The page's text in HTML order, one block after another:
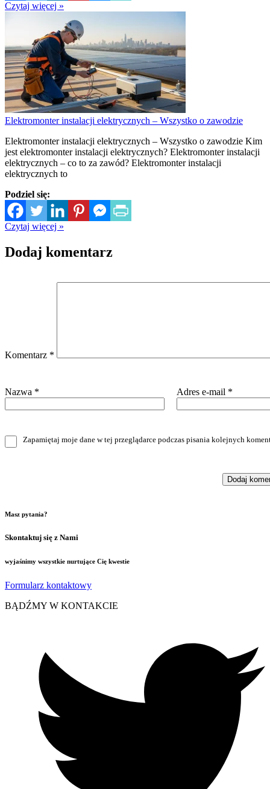
Czytaj więcej »
Elektromonter instalacji elektrycznych – Wszystko o zawodzie
Elektromonter instalacji elektrycznych – Wszystko o zawodzie Kim
jest elektromonter instalacji elektrycznych? Elektromonter instalacji
elektrycznych – co to za zawód? Elektromonter instalacji
elektrycznych to
Podziel się:
Czytaj więcej »
Dodaj komentarz
Komentarz *
Nazwa * Adres e-mail *
Zapamiętaj moje dane w tej przeglądarce podczas pisania kolejnych
Masz pytania?
Skontaktuj się z Nami
wyjaśnimy wszystkie nurtujące Cię kwestie
Formularz kontaktowy
BĄDŹMY W KONTAKCIE